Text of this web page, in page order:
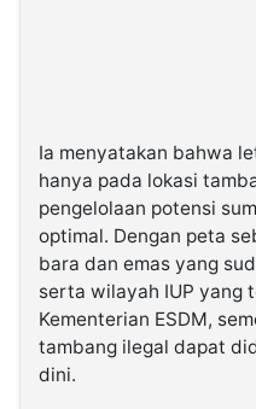
Ia menyatakan bahwa
hanya pada lokasi
pengelolaan potensi
optimal. Dengan peta
bara dan emas yang
serta wilayah IUP yang
Kementerian ESDM,
tambang ilegal dapat
dini.